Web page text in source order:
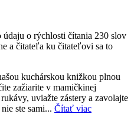
údaju o rýchlosti čítania 230 slov
a čitateľa ku čitateľovi sa to
kuchárskou knižkou plnou
zažiarite v mamičkinej
uviažte zástery a zavolajte
ste sami... Čítať viac